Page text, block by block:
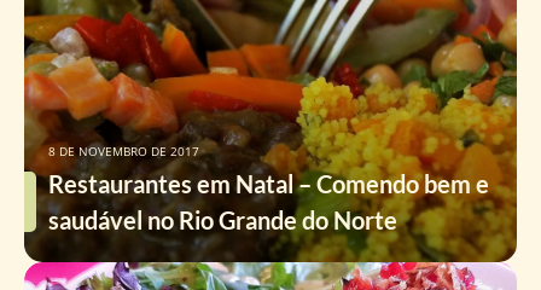
Restaurantes em Natal – Comendo bem e
saudável no Rio Grande do Norte
8 DE NOVEMBRO DE 2017